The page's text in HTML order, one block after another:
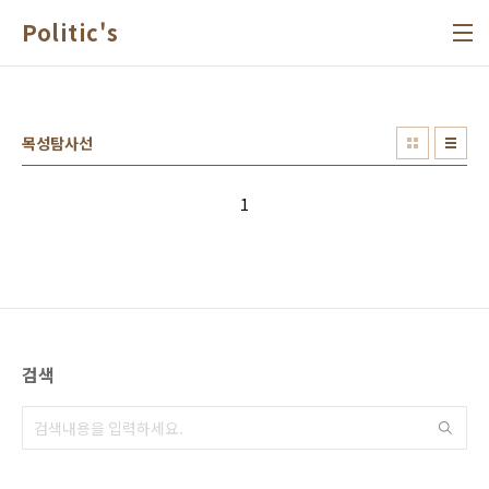
Politic's
목성탐사선
1
검색